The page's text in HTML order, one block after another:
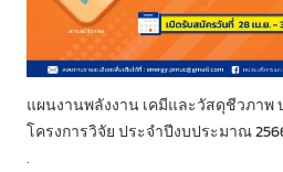
แผนงานพลังงาน เคมีและวัสดุชีวภาพ
โครงการวิจัย ประจำปีงบประมาณ
.